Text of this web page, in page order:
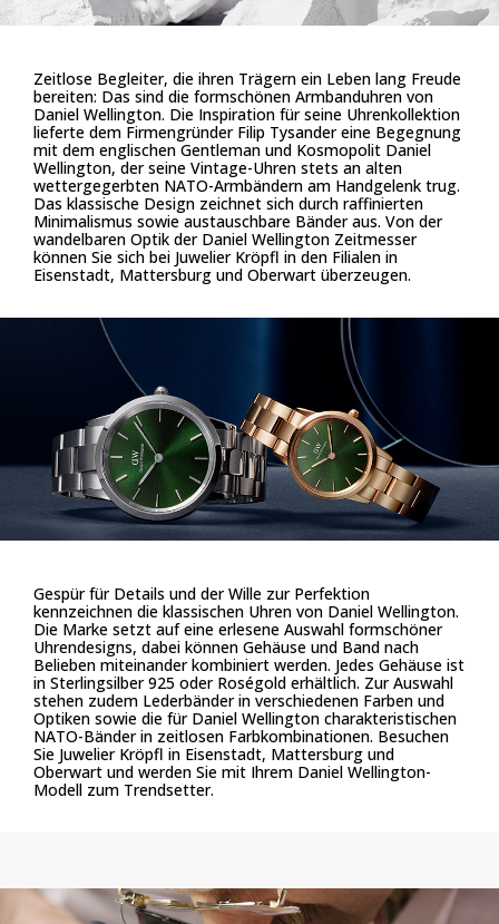
Zeitlose Begleiter, die ihren Trägern ein Leben lang Freude
bereiten: Das sind die formschönen Armbanduhren von
Daniel Wellington. Die Inspiration für seine Uhrenkollektion
lieferte dem Firmengründer Filip Tysander eine Begegnung
mit dem englischen Gentleman und Kosmopolit Daniel
Wellington, der seine Vintage-Uhren stets an alten
wettergegerbten NATO-Armbändern am Handgelenk trug.
Das klassische Design zeichnet sich durch raffinierten
Minimalismus sowie austauschbare Bänder aus. Von der
wandelbaren Optik der Daniel Wellington Zeitmesser
können Sie sich bei Juwelier Kröpfl in den Filialen in
Eisenstadt, Mattersburg und Oberwart überzeugen.
Gespür für Details und der Wille zur Perfektion
kennzeichnen die klassischen Uhren von Daniel Wellington.
Die Marke setzt auf eine erlesene Auswahl formschöner
Uhrendesigns, dabei können Gehäuse und Band nach
Belieben miteinander kombiniert werden. Jedes Gehäuse ist
in Sterlingsilber 925 oder Roségold erhältlich. Zur Auswahl
stehen zudem Lederbänder in verschiedenen Farben und
Optiken sowie die für Daniel Wellington charakteristischen
NATO-Bänder in zeitlosen Farbkombinationen. Besuchen
Sie Juwelier Kröpfl in Eisenstadt, Mattersburg und
Oberwart und werden Sie mit Ihrem Daniel Wellington-
Modell zum Trendsetter.